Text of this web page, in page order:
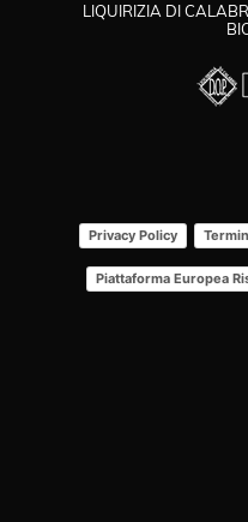
LIQUIRIZIA DI
Privacy Policy
Piattaforma Europea